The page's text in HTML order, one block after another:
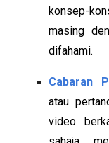
konsep-
masing
difahami.
Cabaran
atau
video